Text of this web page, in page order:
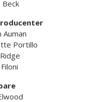
Beck
Auman
Portillo